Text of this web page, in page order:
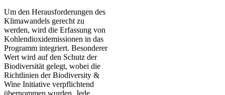
Um den Herausforderungen des
Klimawandels gerecht zu
werden, wird die Erfassung von
Kohlendioxidemissionen in das
Programm integriert. Besonderer
Wert wird auf den Schutz der
Biodiversität gelegt, wobei die
Richtlinien der Biodiversity &
Wine Initiative verpflichtend